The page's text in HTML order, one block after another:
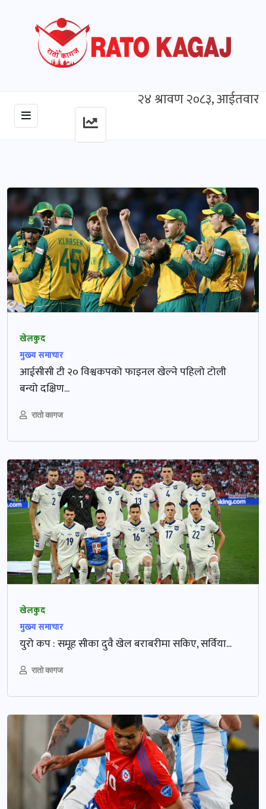
२४ श्रावण २०८३, आईतवार
खेलकुद
मुख्‍य समाचार
आईसीसी टी २० विश्वकपको फाइनल खेल्ने पहिलो टोली
बन्यो दक्षिण...
रातो कागज
खेलकुद
मुख्‍य समाचार
युरो कप : समूह सीका दुवै खेल बराबरीमा सकिए, सर्विया...
रातो कागज